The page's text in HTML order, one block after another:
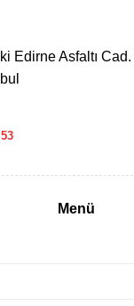
Edirne Asfaltı
Menü